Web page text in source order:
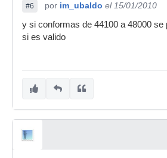
#6 por im_ubaldo el 15/01/2010
y si conformas de 44100 a 48000 se
si es valido